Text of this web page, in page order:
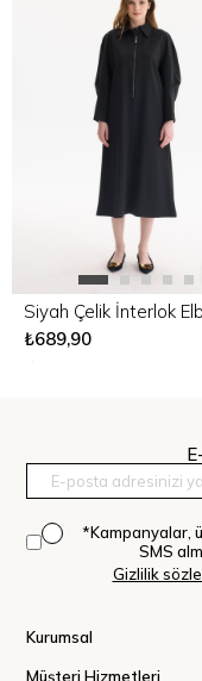
Siyah Çelik İnterlok
₺689,90
*Kampanyalar,
SMS
Gizlilik
Kurumsal
Müşteri Hizmetleri